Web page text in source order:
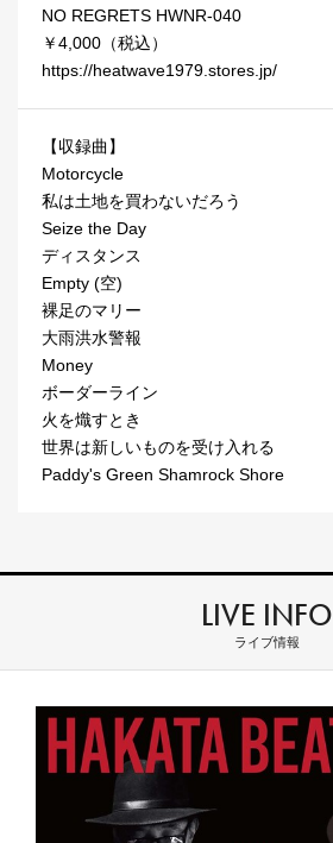
NO REGRETS HWNR-040
￥4,000（税込）
https://heatwave1979.stores.jp/
【収録曲】
Motorcycle
私は土地を買わないだろう
Seize the Day
ディスタンス
Empty (空)
裸足のマリー
大雨洪水警報
Money
ボーダーライン
火を熾すとき
世界は新しいものを受け入れる
Paddy's Green Shamrock Shore
LIVE INFO
ライブ情報